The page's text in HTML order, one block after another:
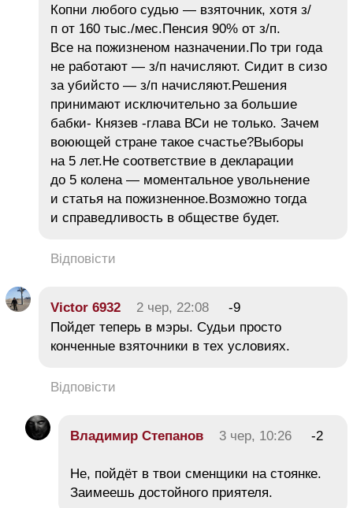
Копни любого судью — взяточник, хотя з/
п от 160 тыс./мес.Пенсия 90% от з/п.
Все на пожизненом назначении.По три года
не работают — з/п начисляют. Сидит в сизо
за убийсто — з/п начисляют.Решения
принимают исключительно за большие
бабки- Князев -глава ВСи не только. Зачем
воюющей стране такое счастье?Выборы
на 5 лет.Не соответствие в декларации
до 5 колена — моментальное увольнение
и статья на пожизненное.Возможно тогда
и справедливость в обществе будет.
Відповісти
Victor 6932 2 чер, 22:08
-9
Пойдет теперь в мэры. Судьи просто
конченные взяточники в тех условиях.
Відповісти
Владимир Степанов 3 чер, 10:26 -2
Не, пойдёт в твои сменщики на стоянке.
Заимеешь достойного приятеля.